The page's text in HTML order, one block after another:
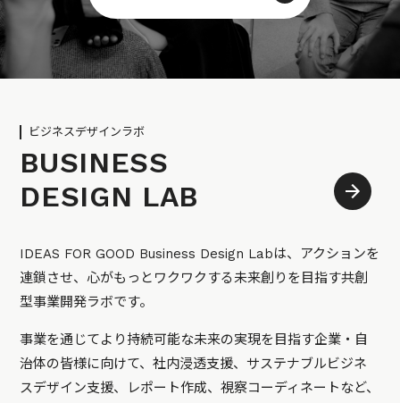
ビジネスデザインラボ
BUSINESS
DESIGN LAB
IDEAS FOR GOOD Business Design Labは、アクションを
連鎖させ、心がもっとワクワクする未来創りを目指す共創
型事業開発ラボです。
事業を通じてより持続可能な未来の実現を目指す企業・自
治体の皆様に向けて、社内浸透支援、サステナブルビジネ
スデザイン支援、レポート作成、視察コーディネートなど、